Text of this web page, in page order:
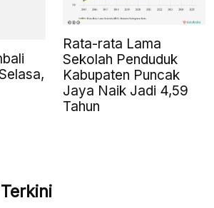
Rata-rata Lama
Sekolah Penduduk
Kabupaten Puncak
Jaya Naik Jadi 4,59
Tahun